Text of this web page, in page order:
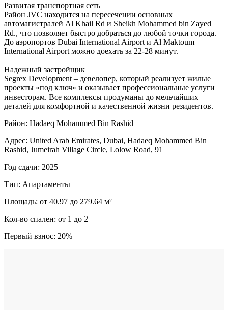
Развитая транспортная сеть
Район JVC находится на пересечении основных
автомагистралей Al Khail Rd и Sheikh Mohammed bin Zayed
Rd., что позволяет быстро добраться до любой точки города.
До аэропортов Dubai International Airport и Al Maktoum
International Airport можно доехать за 22-28 минут.
Надежный застройщик
Segrex Development – девелопер, который реализует жилые
проекты «под ключ» и оказывает профессиональные услуги
инвесторам. Все комплексы продуманы до мельчайших
деталей для комфортной и качественной жизни резидентов.
Район: Hadaeq Mohammed Bin Rashid
Адрес: United Arab Emirates, Dubai, Hadaeq Mohammed Bin
Rashid, Jumeirah Village Circle, Lolow Road, 91
Год сдачи: 2025
Тип: Апартаменты
Площадь: от 40.97 до 279.64 м²
Кол-во спален: от 1 до 2
Первый взнос: 20%